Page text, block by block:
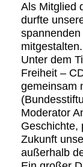
Als Mitglied
durfte
mitgestalten.
Unter dem
Freiheit –
gemeinsam
Moderator
Geschichte,
Zukunft
außerhalb